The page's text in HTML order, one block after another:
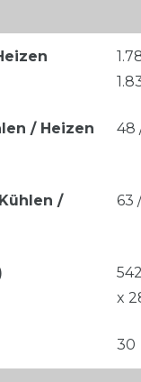
/ Heizen
48
/
63
x
30